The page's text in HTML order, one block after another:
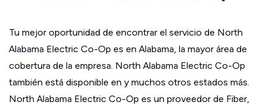
Tu mejor oportunidad de encontrar el servicio de North
Alabama Electric Co-Op es en Alabama, la mayor área de
cobertura de la empresa. North Alabama Electric Co-Op
también está disponible en y muchos otros estados más.
North Alabama Electric Co-Op es un proveedor de Fiber,